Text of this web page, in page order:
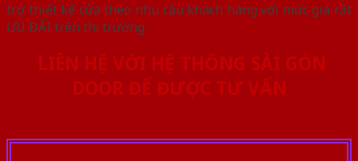
trợ thiết kế cửa theo nhu cầu khách hàng với mức giá rất
ƯU ĐÃI trên thị trường.
LIÊN HỆ VỚI HỆ THỐNG SÀI GÒN
DOOR ĐỂ ĐƯỢC TƯ VẤN